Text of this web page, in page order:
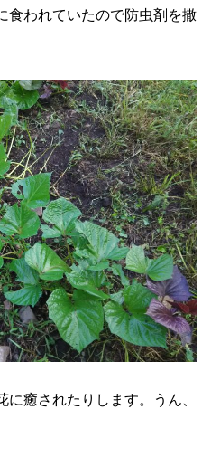
食われていたので防虫剤を撒
癒されたりします。うん、